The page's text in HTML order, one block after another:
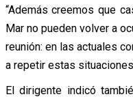
“Además creemos que
Mar no pueden volver a
reunión: en las actuales
a repetir estas
El dirigente indicó